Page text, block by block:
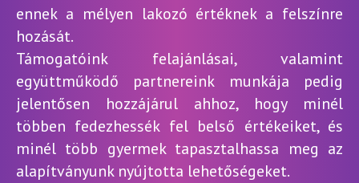
ennek a mélyen lakozó értéknek a felszínre
hozását.
Támogatóink felajánlásai, valamint
együttműködő partnereink munkája pedig
jelentősen hozzájárul ahhoz, hogy minél
többen fedezhessék fel belső értékeiket, és
minél több gyermek tapasztalhassa meg az
alapítványunk nyújtotta lehetőségeket.